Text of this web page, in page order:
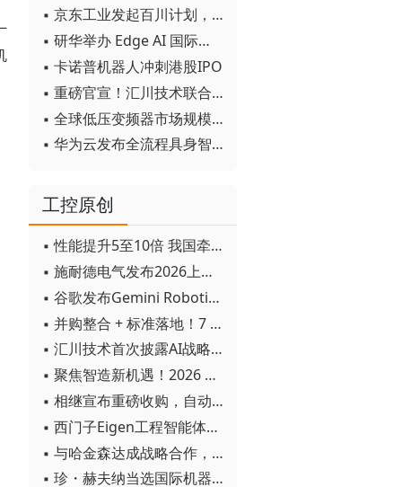
▪ 京东工业发起百川计划， 构建工业大模型新生态
▪ 研华举办 Edge AI 国际论坛
▪ 卡诺普机器人冲刺港股IPO
▪ 重磅官宣！汇川技术联合发起 D12 联盟，开创产教融合新范式
▪ 全球低压变频器市场规模2030年将超170亿美元
▪ 华为云发布全流程具身智能开发平台CloudRobo
工控原创
▪ 性能提升5至10倍 我国牵头制定的WiTSnet工业以太网国际标准正式发布
▪ 施耐德电气发布2026上半年可持续发展成绩单 "Impact 2030"路线图开局稳健
▪ 谷歌发布Gemini Robotics 2模型 实现人形机器人全身智能控制突破
▪ 并购整合 + 标准落地！7 月工业自动化产业动态速递
▪ 汇川技术首次披露AI战略进展：从两个方面推动“AI业务化”落地
▪ 聚焦智造新机遇！2026 青岛数字化及智能制造技术论坛圆满落幕
▪ 相继宣布重磅收购，自动化巨头新一轮并购潮剑指何方？
▪ 西门子Eigen工程智能体落地中国，工业AI跨越物理世界“确定性”拐点
▪ 与哈金森达成战略合作，乐聚机器人何以持续获得工业巨头青睐？
▪ 珍・赫夫纳当选国际机器人联合会新任主席